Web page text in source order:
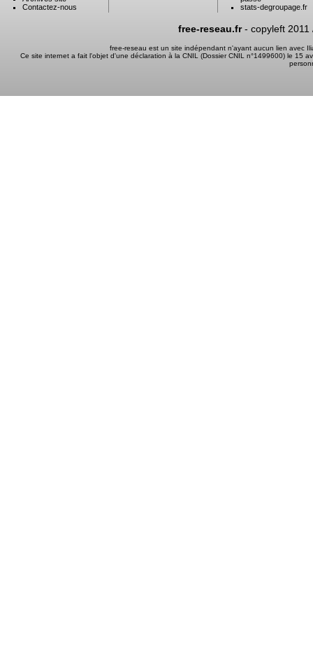
Contactez-nous
stats-degroupage.fr
free-reseau.fr- copyleft 2011
free-reseau est un site indépendant n'ayant aucun lien avec
Ce site internet a fait l'objet d'une déclaration à la CNIL (Dossier CNIL n°1499600) le 15